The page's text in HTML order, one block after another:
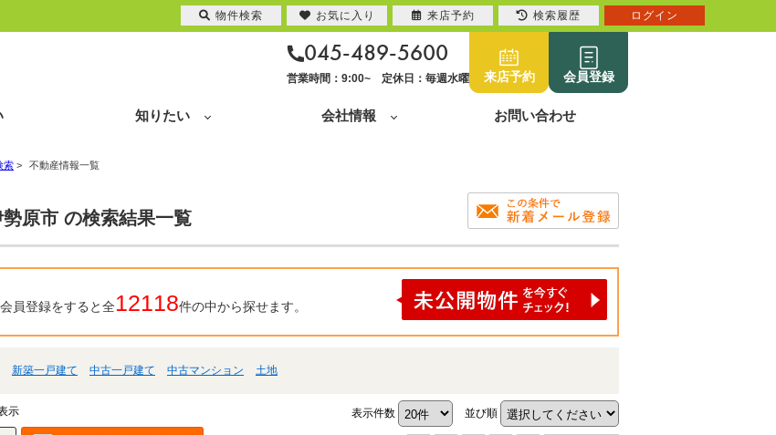
045-489-5600
営業時間：9:00~ 定休日：毎週水曜 来店予約 会員登録
知りたい 会社情報 お問い合わせ
索 > 不動産情報一覧
原市 の検索結果一覧
会員登録をすると全12118件の中から探せます。
新築一戸建て 中古一戸建て 中古マンション 土地
示 表示件数 並び順
物件検索 お気に入り 来店予約 検索履歴 ログイン